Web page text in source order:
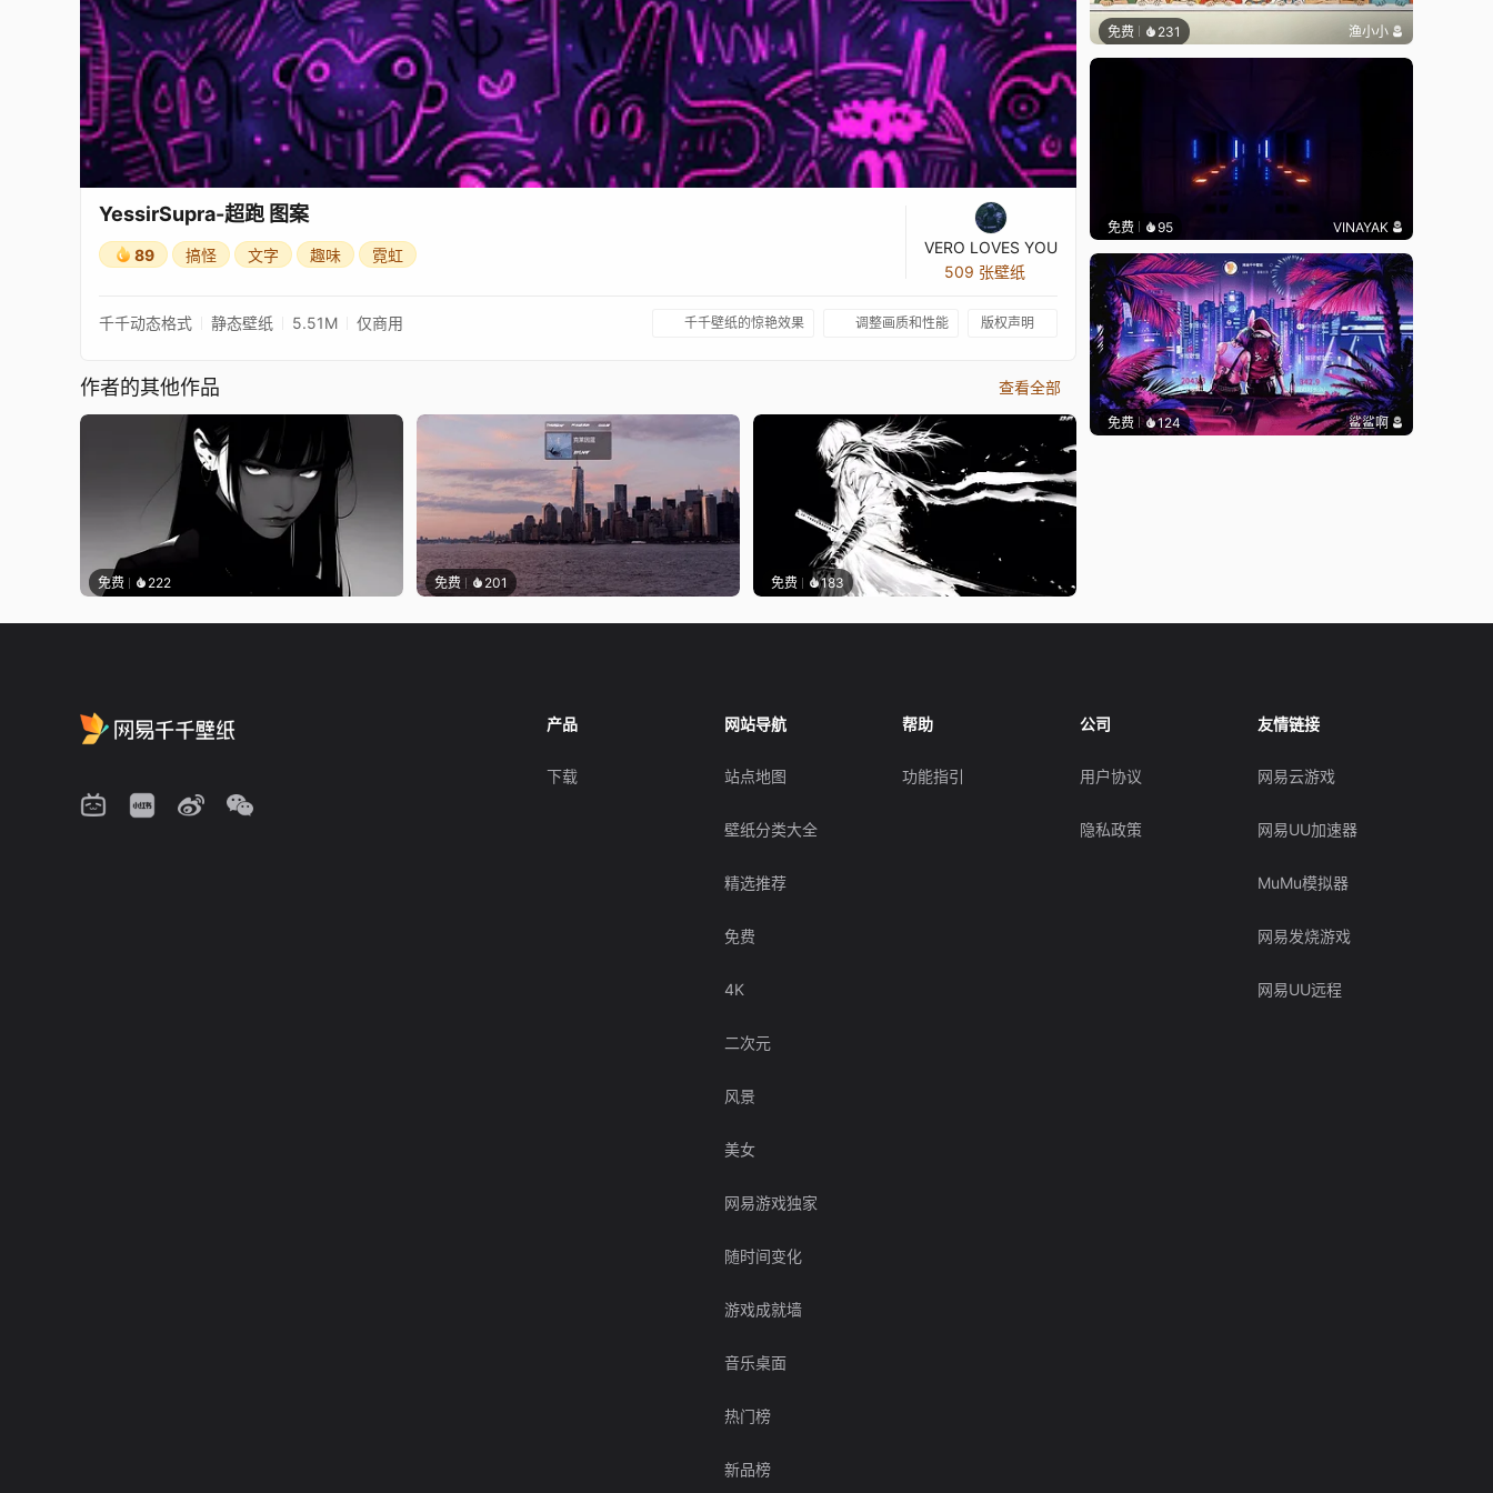
YessirSupra-超跑 图案
89 搞怪 文字 趣味 霓虹
VERO LOVES YOU
509 张壁纸
千千动态格式 静态壁纸 5.51M 仅商用 千千壁纸的惊艳效果 调整画质和性能 版权声明
作者的其他作品 查看全部
免费 222 免费 201 免费 183
免费 231 渔小小
免费 95 VINAYAK
免费 124 鲨鲨啊
产品
下载
网站导航
站点地图
壁纸分类大全
精选推荐
免费
4K
二次元
风景
美女
网易游戏独家
随时间变化
游戏成就墙
音乐桌面
热门榜
新品榜
帮助
功能指引
公司
用户协议
隐私政策
友情链接
网易云游戏
网易UU加速器
MuMu模拟器
网易发烧游戏
网易UU远程